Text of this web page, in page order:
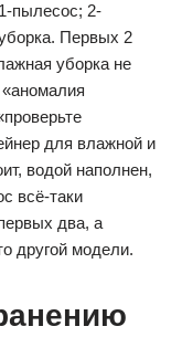
пылесос; 2-
Первых 2
уборка не
для влажной и
водой наполнен,
всё-таки
два, а
другой модели.